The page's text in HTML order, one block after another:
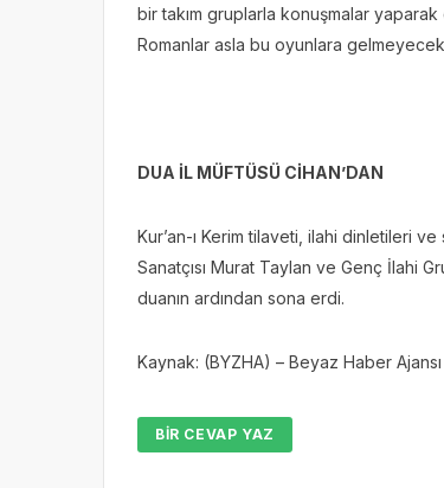
bir takım gruplarla konuşmalar
Romanlar asla bu oyunlara
DUA İL MÜFTÜSÜ CİHAN’DAN
Kur’an-ı Kerim tilaveti, ilahi dinletileri
Sanatçısı Murat Taylan ve Genç İlahi
duanın ardından sona erdi.
Kaynak: (BYZHA) – Beyaz Haber Ajansı
BIR CEVAP YAZ